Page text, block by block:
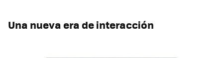
Una nueva era de interacción